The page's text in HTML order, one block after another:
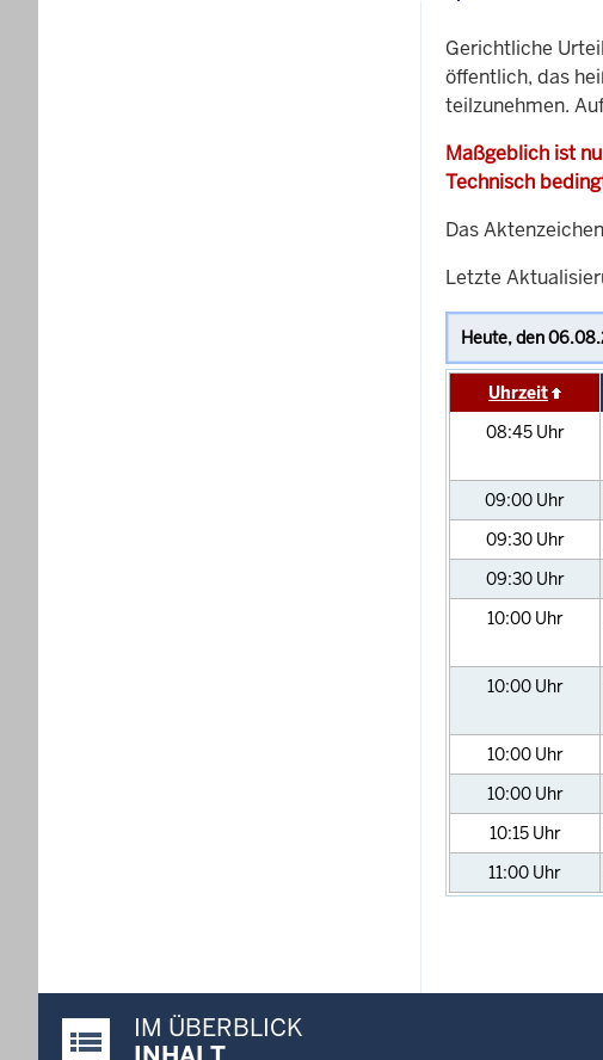
Gerichtliche
öffentlich, das
teilzunehmen.
Maßgeblich ist
Technisch
Das
Letzte
Uhrzeit
08:45 Uhr
09:00 Uhr
09:30 Uhr
09:30 Uhr
10:00 Uhr
10:00 Uhr
10:00 Uhr
10:00 Uhr
10:15 Uhr
11:00 Uhr
Justiz-Portal im Überblick:
IM ÜBERBLICK